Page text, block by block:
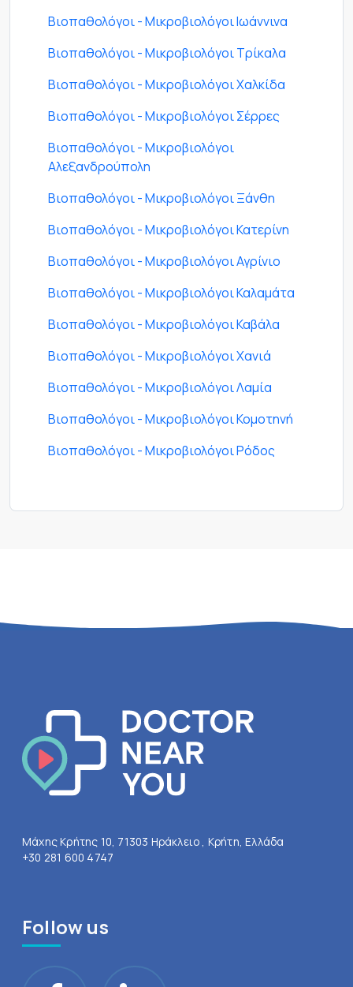
Βιοπαθολόγοι - Μικροβιολόγοι Ιωάννινα
Βιοπαθολόγοι - Μικροβιολόγοι Τρίκαλα
Βιοπαθολόγοι - Μικροβιολόγοι Χαλκίδα
Βιοπαθολόγοι - Μικροβιολόγοι Σέρρες
Βιοπαθολόγοι - Μικροβιολόγοι
Αλεξανδρούπολη
Βιοπαθολόγοι - Μικροβιολόγοι Ξάνθη
Βιοπαθολόγοι - Μικροβιολόγοι Κατερίνη
Βιοπαθολόγοι - Μικροβιολόγοι Αγρίνιο
Βιοπαθολόγοι - Μικροβιολόγοι Καλαμάτα
Βιοπαθολόγοι - Μικροβιολόγοι Καβάλα
Βιοπαθολόγοι - Μικροβιολόγοι Χανιά
Βιοπαθολόγοι - Μικροβιολόγοι Λαμία
Βιοπαθολόγοι - Μικροβιολόγοι Κομοτηνή
Βιοπαθολόγοι - Μικροβιολόγοι Ρόδος
Μάχης Κρήτης 10, 71303 Ηράκλειο , Κρήτη, Ελλάδα
+30 281 600 4747
Follow us